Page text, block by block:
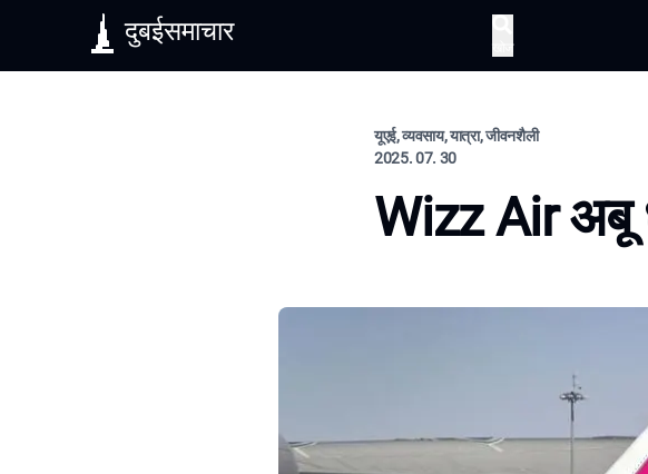
दुबईसमाचार
यूएई, व्यवसाय, यात्रा, जीवनशैली
2025. 07. 30
Wizz Air अबू